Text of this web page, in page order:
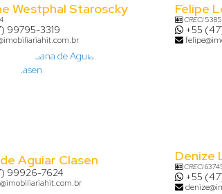
Westphal Staroscky
99795-3319
Felipe
CRECI
+55
Aguiar Clasen
99926-7624
Denize
CRECI
+55